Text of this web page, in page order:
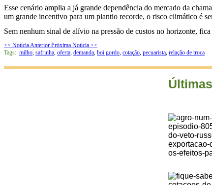
Esse cenário amplia a já grande dependência do mercado da
um grande incentivo para um plantio recorde, o risco climático é
Sem nenhum sinal de alívio na pressão de custos no horizonte,
<< Notícia Anterior Próxima Notícia >>
Tags: milho, safrinha, oferta, demanda, boi gordo, cotação, pecuarista, relação de troca